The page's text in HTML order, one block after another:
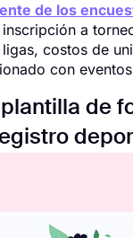
de los
a
costos de
con
de